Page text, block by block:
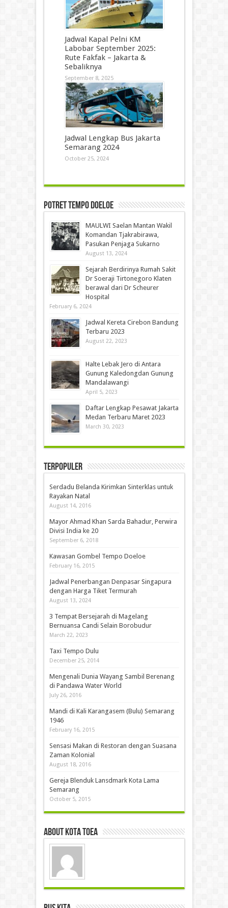
Jadwal Kapal Pelni KM
Labobar September 2025:
Rute Fakfak – Jakarta &
Sebaliknya
September 8, 2025
Jadwal Lengkap Bus Jakarta
Semarang 2024
October 25, 2024
Potret Tempo Doeloe
MAULWI Saelan Mantan Wakil
Komandan Tjakrabirawa,
Pasukan Penjaga Sukarno
August 13, 2024
Sejarah Berdirinya Rumah Sakit
Dr Soeraji Tirtonegoro Klaten
berawal dari Dr Scheurer
Hospital
February 6, 2024
Jadwal Kereta Cirebon Bandung
Terbaru 2023
August 22, 2023
Halte Lebak Jero di Antara
Gunung Kaledongdan Gunung
Mandalawangi
April 5, 2023
Daftar Lengkap Pesawat Jakarta
Medan Terbaru Maret 2023
March 30, 2023
Terpopuler
Serdadu Belanda Kirimkan Sinterklas untuk
Rayakan Natal
August 14, 2016
Mayor Ahmad Khan Sarda Bahadur, Perwira
Divisi India ke 20
September 6, 2018
Kawasan Gombel Tempo Doeloe
February 16, 2015
Jadwal Penerbangan Denpasar Singapura
dengan Harga Tiket Termurah
August 13, 2024
3 Tempat Bersejarah di Magelang
Bernuansa Candi Selain Borobudur
March 22, 2023
Taxi Tempo Dulu
December 25, 2014
Mengenali Dunia Wayang Sambil Berenang
di Pandawa Water World
July 26, 2016
Mandi di Kali Karangasem (Bulu) Semarang
1946
February 16, 2015
Sensasi Makan di Restoran dengan Suasana
Zaman Kolonial
August 18, 2016
Gereja Blenduk Lansdmark Kota Lama
Semarang
October 5, 2015
About Kota Toea